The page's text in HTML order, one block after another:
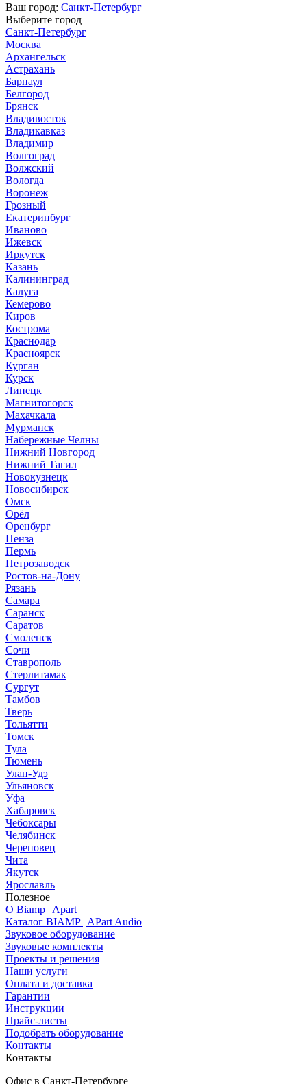
Ваш город: Санкт-Петербург
Выберите город
Санкт-Петербург
Москва
Архангельск
Астрахань
Барнаул
Белгород
Брянск
Владивосток
Владикавказ
Владимир
Волгоград
Волжский
Вологда
Воронеж
Грозный
Екатеринбург
Иваново
Ижевск
Иркутск
Казань
Калининград
Калуга
Кемерово
Киров
Кострома
Краснодар
Красноярск
Курган
Курск
Липецк
Магнитогорск
Махачкала
Мурманск
Набережные Челны
Нижний Новгород
Нижний Тагил
Новокузнецк
Новосибирск
Омск
Орёл
Оренбург
Пенза
Пермь
Петрозаводск
Ростов-на-Дону
Рязань
Самара
Саранск
Саратов
Смоленск
Сочи
Ставрополь
Стерлитамак
Сургут
Тамбов
Тверь
Тольятти
Томск
Тула
Тюмень
Улан-Удэ
Ульяновск
Уфа
Хабаровск
Чебоксары
Челябинск
Череповец
Чита
Якутск
Ярославль
Полезное
О Biamp | Apart
Каталог BIAMP | APart Audio
Звуковое оборудование
Звуковые комплекты
Проекты и решения
Наши услуги
Оплата и доставка
Гарантии
Инструкции
Прайс-листы
Подобрать оборудование
Контакты
Контакты
Офис в Санкт-Петербурге